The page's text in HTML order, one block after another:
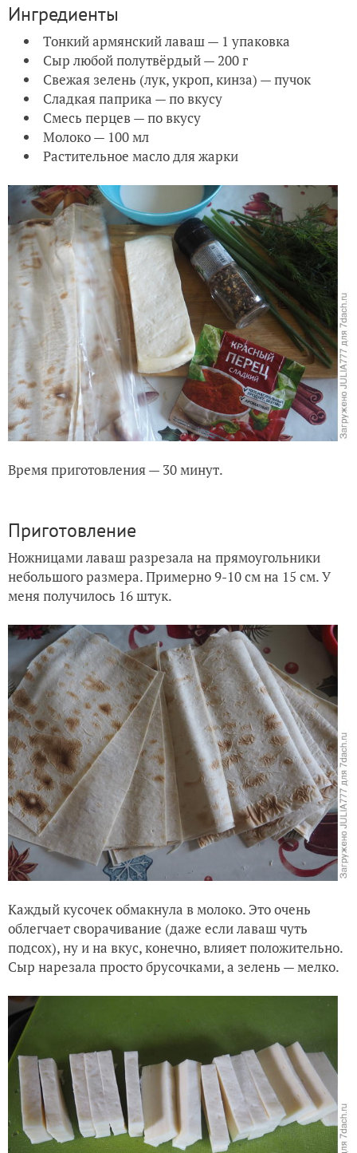
Ингредиенты
Тонкий армянский лаваш — 1 упаковка
Сыр любой полутвёрдый — 200 г
Свежая зелень (лук, укроп, кинза) — пучок
Сладкая паприка — по вкусу
Смесь перцев — по вкусу
Молоко — 100 мл
Растительное масло для жарки
Время приготовления — 30 минут.
Приготовление
Ножницами лаваш разрезала на прямоугольники
небольшого размера. Примерно 9-10 см на 15 см. У
меня получилось 16 штук.
Каждый кусочек обмакнула в молоко. Это очень
облегчает сворачивание (даже если лаваш чуть
подсох), ну и на вкус, конечно, влияет положительно.
Сыр нарезала просто брусочками, а зелень — мелко.